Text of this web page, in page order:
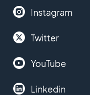
Instagram
Twitter
YouTube
Linkedin